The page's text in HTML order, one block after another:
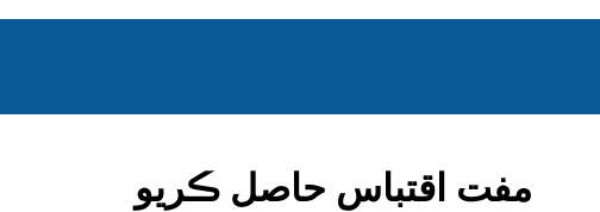
مفت اقتباس حاصل ڪريو